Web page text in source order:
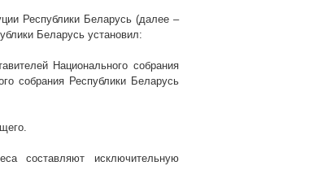
Республики Беларусь (далее –
Беларусь установил:
Национального собрания
собрания Республики Беларусь
составляют исключительную